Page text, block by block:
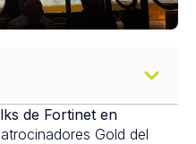
de Fortinet en
Gold del